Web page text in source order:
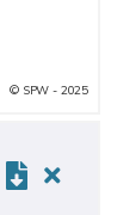
© SPW - 2025